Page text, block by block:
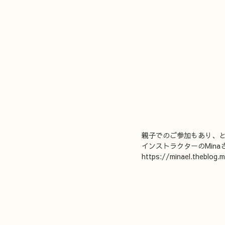
親子でのご参加もあり、
インストラクターのMina
https://